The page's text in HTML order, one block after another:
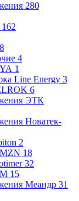
280
162
8
4
1
Line Energy 3
6
ЭТК
Новатек-
2
18
32
15
Меандр 31